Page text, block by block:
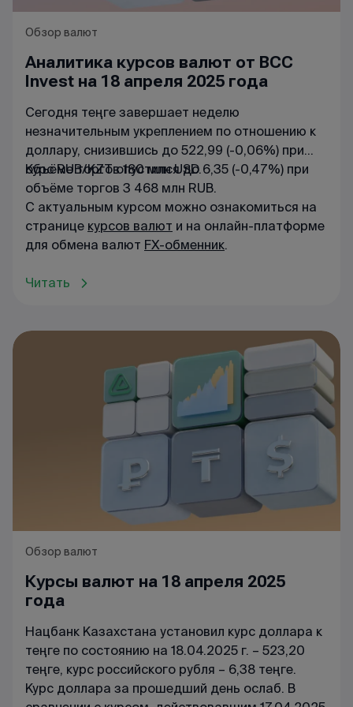
Обзор валют
Аналитика курсов валют от BCC
Invest на 18 апреля 2025 года
Сегодня теңге завершает неделю
незначительным укреплением по отношению к
доллару, снизившись до 522,99 (-0,06%) при
объёме торгов 180 млн USD.
Курс RUB/KZT опустился до 6,35 (-0,47%) при
объёме торгов 3 468 млн RUB.
С актуальным курсом можно ознакомиться на
странице курсов валют и на онлайн-платформе
для обмена валют FX-обменник.
Читать
Обзор валют
Курсы валют на 18 апреля 2025
года
Нацбанк Казахстана установил курс доллара к
теңге по состоянию на 18.04.2025 г. – 523,20
теңге, курс российского рубля – 6,38 теңге.
Курс доллара за прошедший день ослаб. В